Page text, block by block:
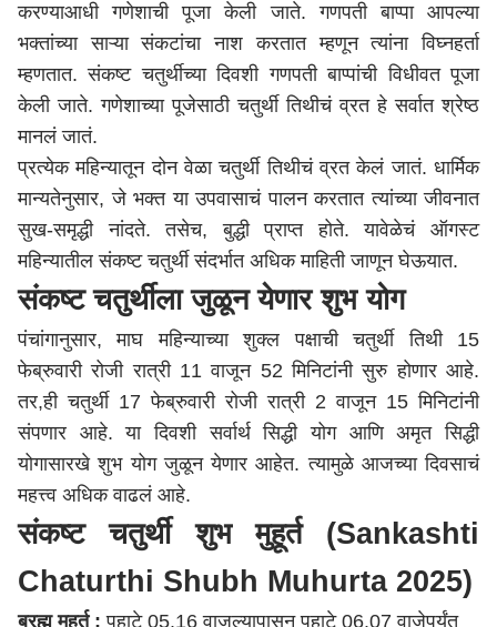
करण्याआधी गणेशाची पूजा केली जाते. गणपती बाप्पा आपल्या
भक्तांच्या साऱ्या संकटांचा नाश करतात म्हणून त्यांना विघ्नहर्ता
म्हणतात. संकष्ट चतुर्थीच्या दिवशी गणपती बाप्पांची विधीवत पूजा
केली जाते. गणेशाच्या पूजेसाठी चतुर्थी तिथीचं व्रत हे सर्वात श्रेष्ठ
मानलं जातं.
प्रत्येक महिन्यातून दोन वेळा चतुर्थी तिथीचं व्रत केलं जातं. धार्मिक
मान्यतेनुसार, जे भक्त या उपवासाचं पालन करतात त्यांच्या जीवनात
सुख-समृद्धी नांदते. तसेच, बुद्धी प्राप्त होते. यावेळेचं ऑगस्ट
महिन्यातील संकष्ट चतुर्थी संदर्भात अधिक माहिती जाणून घेऊयात.
संकष्ट चतुर्थीला जुळून येणार शुभ योग
पंचांगानुसार, माघ महिन्याच्या शुक्ल पक्षाची चतुर्थी तिथी 15
फेब्रुवारी रोजी रात्री 11 वाजून 52 मिनिटांनी सुरु होणार आहे.
तर,ही चतुर्थी 17 फेब्रुवारी रोजी रात्री 2 वाजून 15 मिनिटांनी
संपणार आहे. या दिवशी सर्वार्थ सिद्धी योग आणि अमृत सिद्धी
योगासारखे शुभ योग जुळून येणार आहेत. त्यामुळे आजच्या दिवसाचं
महत्त्व अधिक वाढलं आहे.
संकष्ट चतुर्थी शुभ मुहूर्त (Sankashti
Chaturthi Shubh Muhurta 2025)
ब्रह्म मुहूर्त : पहाटे 05.16 वाजल्यापासून पहाटे 06.07 वाजेपर्यंत